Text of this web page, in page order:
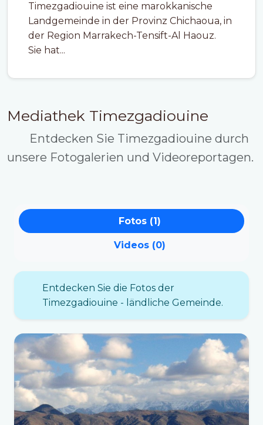
Timezgadiouine ist eine marokkanische
Landgemeinde in der Provinz Chichaoua, in
der Region Marrakech-Tensift-Al Haouz.
Sie hat...
Mediathek Timezgadiouine
Entdecken Sie Timezgadiouine durch
unsere Fotogalerien und Videoreportagen.
Fotos (1)
Videos (0)
Entdecken Sie die Fotos der
Timezgadiouine - ländliche Gemeinde.